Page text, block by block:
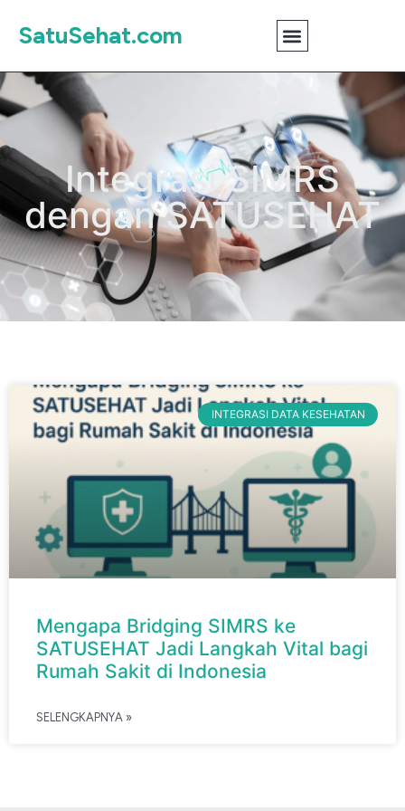
SatuSehat.com
Integrasi SIMRS
dengan SATUSEHAT
INTEGRASI DATA KESEHATAN
Mengapa Bridging SIMRS ke
SATUSEHAT Jadi Langkah Vital bagi
Rumah Sakit di Indonesia
SELENGKAPNYA »